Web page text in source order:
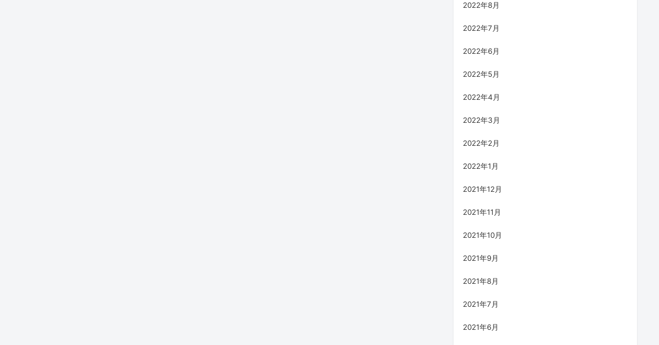
2022年8月
2022年7月
2022年6月
2022年5月
2022年4月
2022年3月
2022年2月
2022年1月
2021年12月
2021年11月
2021年10月
2021年9月
2021年8月
2021年7月
2021年6月